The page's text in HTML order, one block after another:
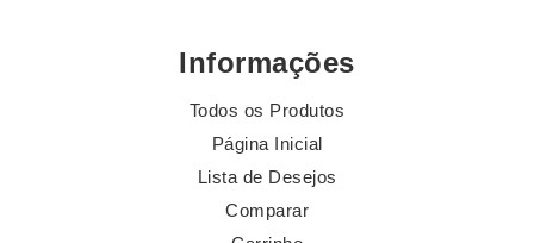
Informações
Todos os Produtos
Página Inicial
Lista de Desejos
Comparar